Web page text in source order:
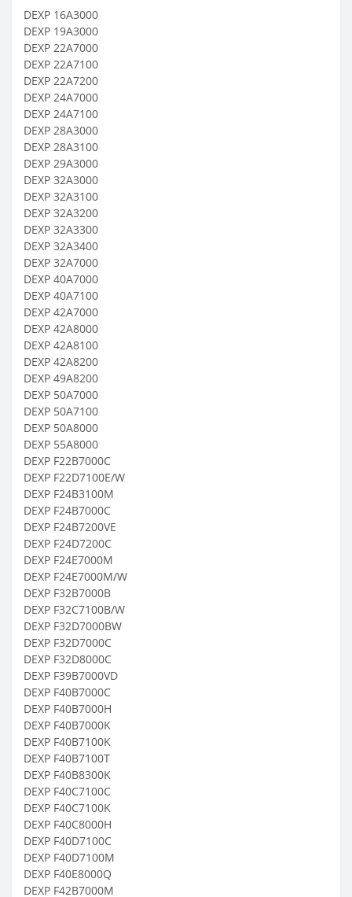
DEXP 16A3000
DEXP 19A3000
DEXP 22A7000
DEXP 22A7100
DEXP 22A7200
DEXP 24A7000
DEXP 24A7100
DEXP 28A3000
DEXP 28A3100
DEXP 29A3000
DEXP 32A3000
DEXP 32A3100
DEXP 32A3200
DEXP 32A3300
DEXP 32A3400
DEXP 32A7000
DEXP 40A7000
DEXP 40A7100
DEXP 42A7000
DEXP 42A8000
DEXP 42A8100
DEXP 42A8200
DEXP 49A8200
DEXP 50A7000
DEXP 50A7100
DEXP 50A8000
DEXP 55A8000
DEXP F22B7000C
DEXP F22D7100E/W
DEXP F24B3100M
DEXP F24B7000C
DEXP F24B7200VE
DEXP F24D7200C
DEXP F24E7000M
DEXP F24E7000M/W
DEXP F32B7000B
DEXP F32C7100B/W
DEXP F32D7000BW
DEXP F32D7000C
DEXP F32D8000C
DEXP F39B7000VD
DEXP F40B7000C
DEXP F40B7000H
DEXP F40B7000K
DEXP F40B7100K
DEXP F40B7100T
DEXP F40B8300K
DEXP F40C7100C
DEXP F40C7100K
DEXP F40C8000H
DEXP F40D7100C
DEXP F40D7100M
DEXP F40E8000Q
DEXP F42B7000M